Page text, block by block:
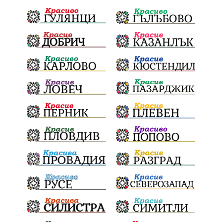
Световна купа Мафия Правителство
Благотворителност Събития
Българска патриаршия СВетли празници
Криминално Творчество Тръмп
Ценности Европейска комисия
Урсула фон дер Лайен Законопроект
Вдъхновяваща история Приказка
Замърсяване Боклук Дружба
Хавайска мироточива икона